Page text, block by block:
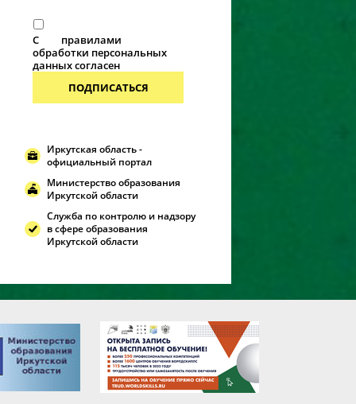
С
правилами
обработки персональных
данных согласен
ПОДПИСАТЬСЯ
Иркутская область -
официальный портал
Министерство образования
Иркутской области
Служба по контролю и надзору
в сфере образования
Иркутской области